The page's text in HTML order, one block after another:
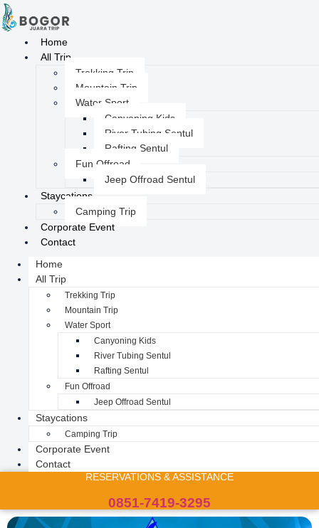
Home
All Trip
Trekking Trip
Mountain Trip
Water Sport
Canyoning Kids
River Tubing Sentul
Rafting Sentul
Fun Offroad
Jeep Offroad Sentul
Staycations
Camping Trip
Corporate Event
Contact
Home
All Trip
Trekking Trip
Mountain Trip
Water Sport
Canyoning Kids
River Tubing Sentul
Rafting Sentul
Fun Offroad
Jeep Offroad Sentul
Staycations
Camping Trip
Corporate Event
Contact
RESERVATIONS & ASSISTANCE
0851-7419-3295